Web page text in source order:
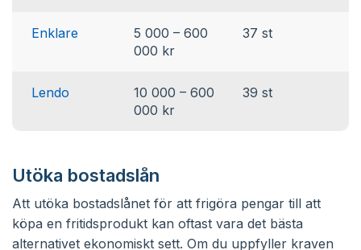
Enklare
5 000 – 600
000 kr
37 st
Lendo
10 000 – 600
000 kr
39 st
Utöka bostadslån
Att utöka bostadslånet för att frigöra pengar till att
köpa en fritidsprodukt kan oftast vara det bästa
alternativet ekonomiskt sett. Om du uppfyller kraven